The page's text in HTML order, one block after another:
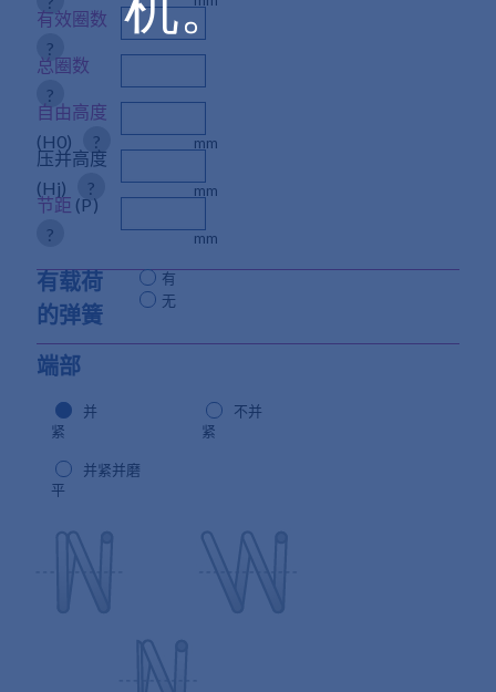
有效圈数
?
总圈数
?
自由高度
(H0)
?
压并高度
(Hj)
?
节距 (P)
?
mm
mm
mm
有载荷
的弹簧
有
无
端部
并
紧
不并
紧
并紧并磨
平